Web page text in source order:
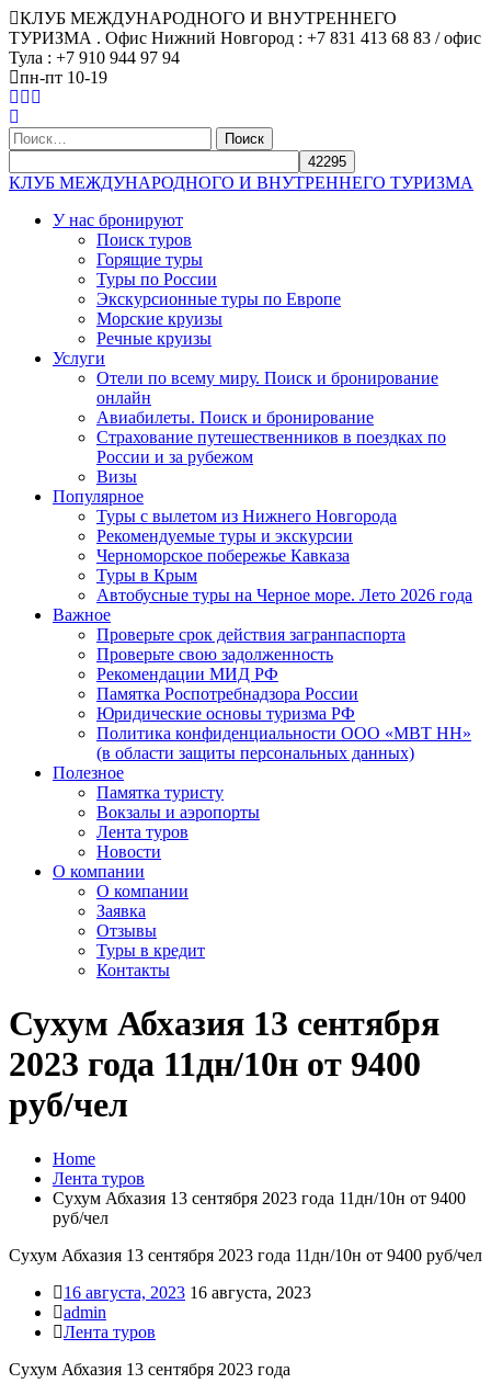
КЛУБ МЕЖДУНАРОДНОГО И ВНУТРЕННЕГО
ТУРИЗМА . Офис Нижний Новгород : +7 831 413 68 83 / офис
Тула : +7 910 944 97 94
пн-пт 10-19
Найти:
КЛУБ МЕЖДУНАРОДНОГО И ВНУТРЕННЕГО ТУРИЗМА
У нас бронируют
Поиск туров
Горящие туры
Туры по России
Экскурсионные туры по Европе
Морские круизы
Речные круизы
Услуги
Отели по всему миру. Поиск и бронирование
онлайн
Авиабилеты. Поиск и бронирование
Страхование путешественников в поездках по
России и за рубежом
Визы
Популярное
Туры с вылетом из Нижнего Новгорода
Рекомендуемые туры и экскурсии
Черноморское побережье Кавказа
Туры в Крым
Автобусные туры на Черное море. Лето 2026 года
Важное
Проверьте срок действия загранпаспорта
Проверьте свою задолженность
Рекомендации МИД РФ
Памятка Роспотребнадзора России
Юридические основы туризма РФ
Политика конфиденциальности ООО «МВТ НН»
(в области защиты персональных данных)
Полезное
Памятка туристу
Вокзалы и аэропорты
Лента туров
Новости
О компании
О компании
Заявка
Отзывы
Туры в кредит
Контакты
Сухум Абхазия 13 сентября
2023 года 11дн/10н от 9400
руб/чел
Home
Лента туров
Сухум Абхазия 13 сентября 2023 года 11дн/10н от 9400
руб/чел
Сухум Абхазия 13 сентября 2023 года 11дн/10н от 9400 руб/чел
16 августа, 2023 16 августа, 2023
admin
Лента туров
Сухум Абхазия 13 сентября 2023 года